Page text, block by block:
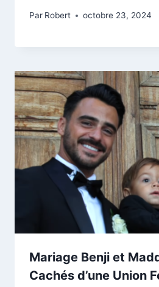
Par Robert octobre 23, 2024
Mariage Benji et
Cachés d’une Union